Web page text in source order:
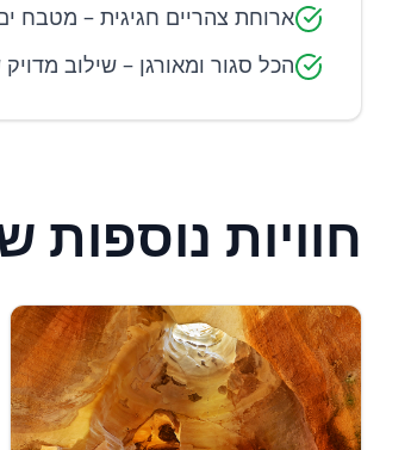
ארוחת צהריים חגיגית – מטבח
הכל סגור ומאורגן – שילוב
חוויות נוספות